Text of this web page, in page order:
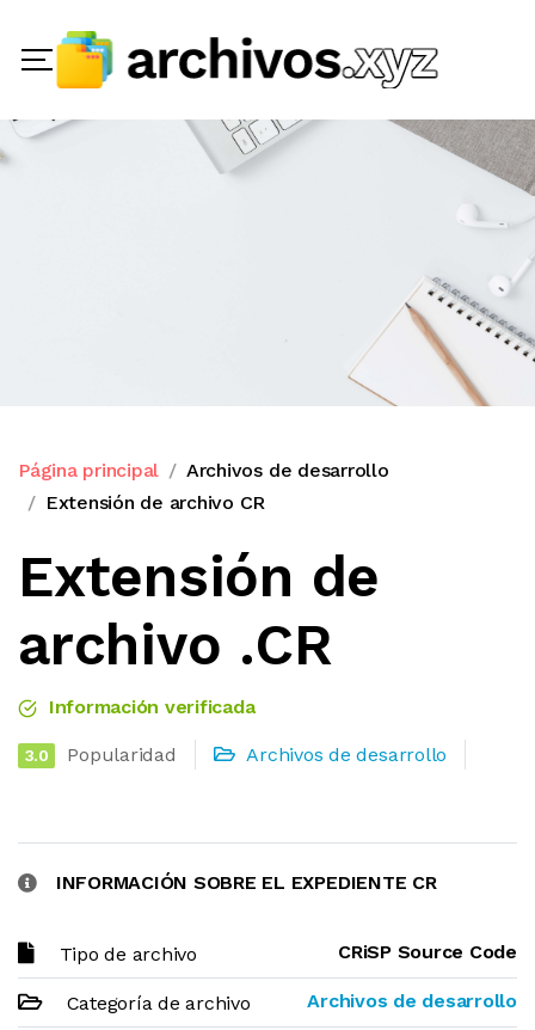
Página principal
Archivos de desarrollo
Extensión de archivo CR
Extensión de
archivo .CR
Información verificada
3.0 Popularidad Archivos de desarrollo
INFORMACIÓN SOBRE EL EXPEDIENTE CR
Tipo de archivo CRiSP Source Code
Categoría de archivo Archivos de desarrollo